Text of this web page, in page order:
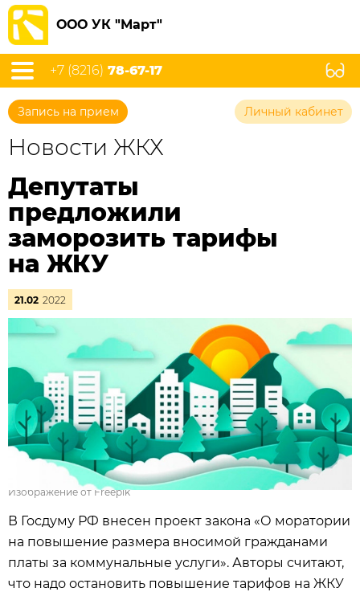
ООО УК "Март"
+7 (8216) 78-67-17
Запись на прием Личный кабинет
Новости ЖКХ
Депутаты
предложили
заморозить тарифы
на ЖКУ
21.02 2022
Изображение от Freepik
В Госдуму РФ внесен проект закона «О моратории
на повышение размера вносимой гражданами
платы за коммунальные услуги». Авторы считают,
что надо остановить повышение тарифов на ЖКУ